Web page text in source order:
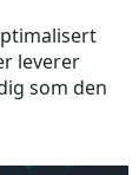
leverer
som den